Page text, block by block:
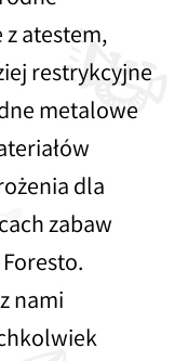
atestem,
restrykcyjne
metalowe
dla
zabaw
nami